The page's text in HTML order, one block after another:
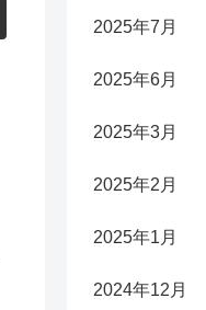
2025年7月
2025年6月
2025年3月
2025年2月
2025年1月
2024年12月